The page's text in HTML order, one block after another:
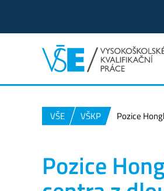
VŠE VŠKP Pozice
Pozice